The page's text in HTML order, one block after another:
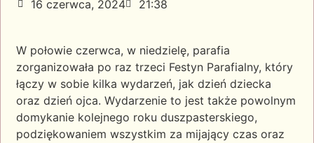
16 czerwca, 2024 21:38
W połowie czerwca, w niedzielę, parafia
zorganizowała po raz trzeci Festyn Parafialny, który
łączy w sobie kilka wydarzeń, jak dzień dziecka
oraz dzień ojca. Wydarzenie to jest także powolnym
domykanie kolejnego roku duszpasterskiego,
podziękowaniem wszystkim za mijający czas oraz